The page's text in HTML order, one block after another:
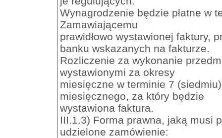
Wynagrodzenie będzie płatne w
Zamawiającemu
prawidłowo wystawionej faktury,
banku wskazanych na fakturze.
Rozliczenie za wykonanie
wystawionymi za okresy
miesięczne w terminie 7
miesięcznego, za który będzie
wystawiona faktura.
III.1.3) Forma prawna, jaką musi
udzielone zamówienie: